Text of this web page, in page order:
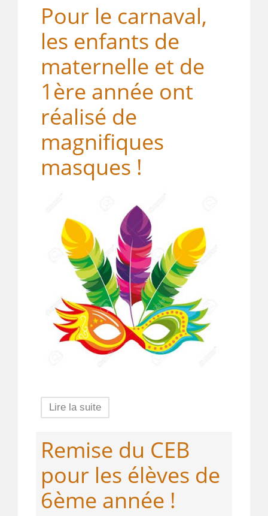
Pour le carnaval,
les enfants de
maternelle et de
1ère année ont
réalisé de
magnifiques
masques !
Lire la suite
Remise du CEB
pour les élèves de
6ème année !